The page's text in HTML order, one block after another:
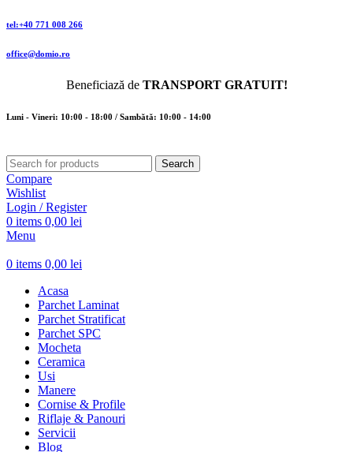
tel:+40 771 008 266
office@domio.ro
Beneficiază de TRANSPORT GRATUIT!
Luni - Vineri: 10:00 - 18:00 / Sambătă: 10:00 - 14:00
Search
Compare
Wishlist
Login / Register
0 items 0,00 lei
Menu
0 items 0,00 lei
Acasa
Parchet Laminat
Parchet Stratificat
Parchet SPC
Mocheta
Ceramica
Usi
Manere
Cornise & Profile
Riflaje & Panouri
Servicii
Blog